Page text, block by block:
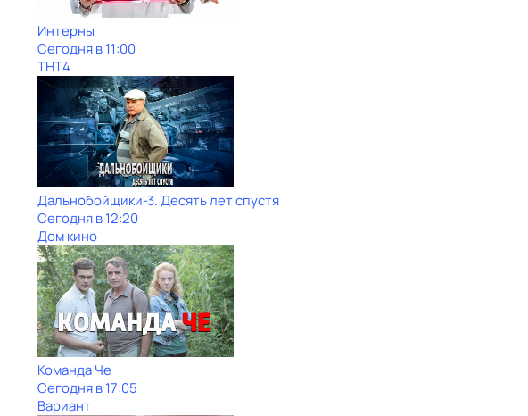
Интерны
Сегодня в 11:00
ТНТ4
Дальнобойщики-3. Десять лет спустя
Сегодня в 12:20
Дом кино
Команда Че
Сегодня в 17:05
Вариант